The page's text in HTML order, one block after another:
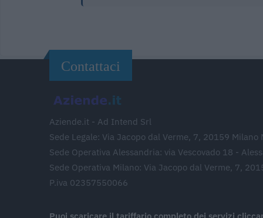
Contattaci
Aziende.it - Ad Intend Srl
Sede Legale: Via Jacopo dal Verme, 7, 20159 Milano
Sede Operativa Alessandria: via Vescovado 18 -
Sede Operativa Milano: Via Jacopo dal Verme, 7,
P.iva 02357550066